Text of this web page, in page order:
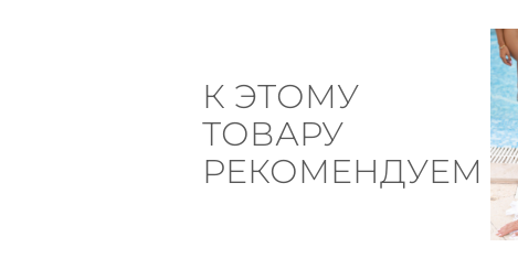
К ЭТОМУ
ТОВАРУ
РЕКОМЕНДУЕМ